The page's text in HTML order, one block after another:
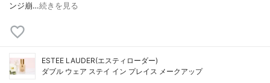
ンジ崩…続きを見る
ESTEE LAUDER(エスティローダー)
ダブル ウェア ステイ イン プレイス メークアップ